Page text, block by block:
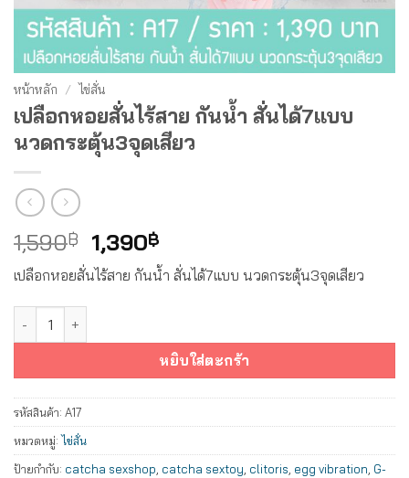
หน้าหลัก / ไข่สั่น
เปลือกหอยสั่นไร้สาย กันน้ำ สั่นได้7แบบ
นวดกระตุ้น3จุดเสียว
1,590฿
Original
price
was:
1,390฿
price
is:
เปลือกหอยสั่นไร้สาย กันน้ำ สั่นได้7แบบ นวดกระตุ้น3จุดเสียว
หยิบใส่ตะกร้า
รหัสสินค้า: A17
หมวดหมู่: ไข่สั่น
ป้ายกำกับ: catcha sexshop catcha sextoy clitoris egg vibration G-